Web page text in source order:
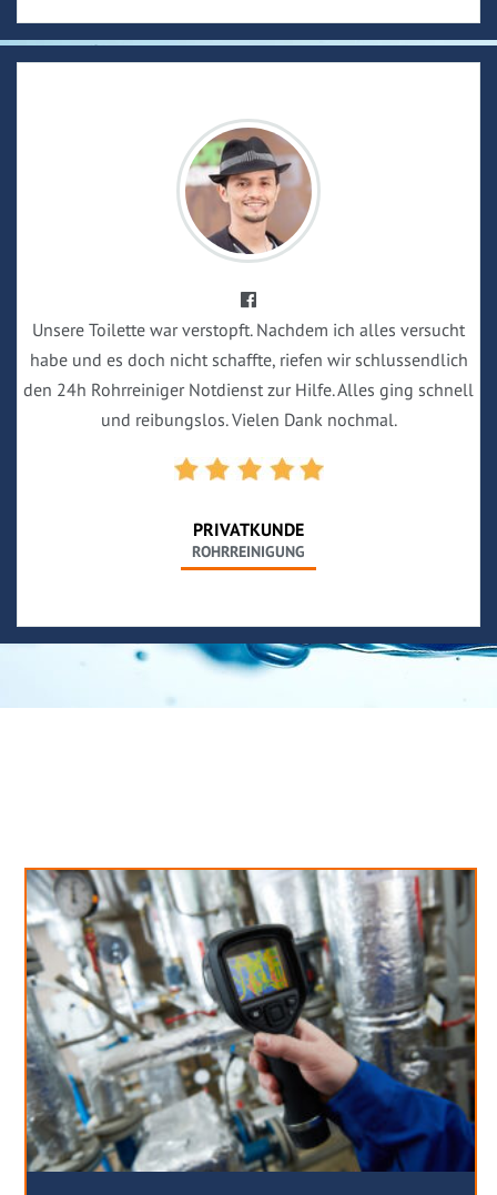
Unsere Toilette war verstopft. Nachdem ich alles versucht
habe und es doch nicht schaffte, riefen wir schlussendlich
den 24h Rohrreiniger Notdienst zur Hilfe. Alles ging schnell
und reibungslos. Vielen Dank nochmal.
PRIVATKUNDE
ROHRREINIGUNG